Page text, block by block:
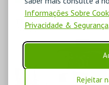
Informações Sobre
Privacidade & Segurança.
Rejeitar
TEATRO MUNICIPAL RIVOLI
PORTO